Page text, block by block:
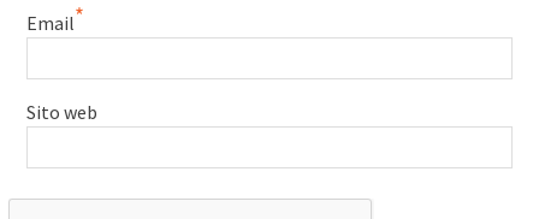
Email*
Sito web